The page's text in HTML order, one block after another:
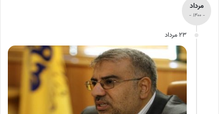
مرداد
- 1400 -
23 مرداد